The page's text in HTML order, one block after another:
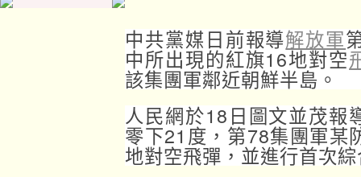
中共黨媒日前報導解放軍
中所出現的紅旗16地對空
該集團軍鄰近朝鮮半島。
人民網於18日圖文並茂報
零下21度，第78集團軍某
地對空飛彈，並進行首次